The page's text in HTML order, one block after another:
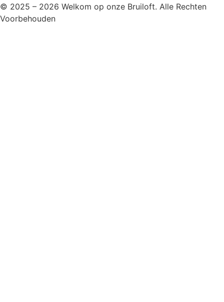
© 2025 – 2026 Welkom op onze Bruiloft. Alle Rechten
Voorbehouden